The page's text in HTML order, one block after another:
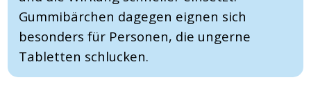
Gummibärchen dagegen eignen sich
besonders für Personen, die ungerne
Tabletten schlucken.